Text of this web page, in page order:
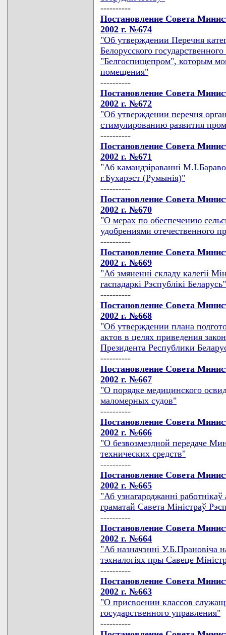
----------
Постановление Совета
2002 г. №674
"Об утверждении Перечня
Белорусского
"Белгоспищепром", которым
помещения"
----------
Постановление Совета
2002 г. №672
"Об утверждении перечня
стимулированию развития
----------
Постановление Совета
2002 г. №671
"Аб камандзiраваннi
г.Бухарэст (Румынiя)"
----------
Постановление Совета
2002 г. №670
"О мерах по обеспечению
удобрениями отечественного
----------
Постановление Совета
2002 г. №669
"Аб змяненнi складу калегii
гаспадаркi Рэспублiкi Беларусь"
----------
Постановление Совета
2002 г. №668
"Об утверждении плана
актов в целях приведения
Президента Республики
----------
Постановление Совета
2002 г. №667
"О порядке медицинского
маломерных судов"
----------
Постановление Совета
2002 г. №666
"О безвозмездной передаче
технических средств"
----------
Постановление Совета
2002 г. №665
"Аб узнагароджаннi
граматай Савета Мiнiстраў
----------
Постановление Совета
2002 г. №664
"Аб назначэннi У.Б.Прановiча
тэхналогiях пры Савеце
----------
Постановление Совета
2002 г. №663
"О присвоении классов
государственного управления"
----------